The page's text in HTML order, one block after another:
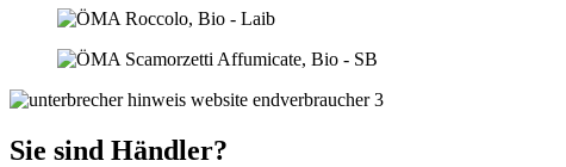
Sie sind Händler?